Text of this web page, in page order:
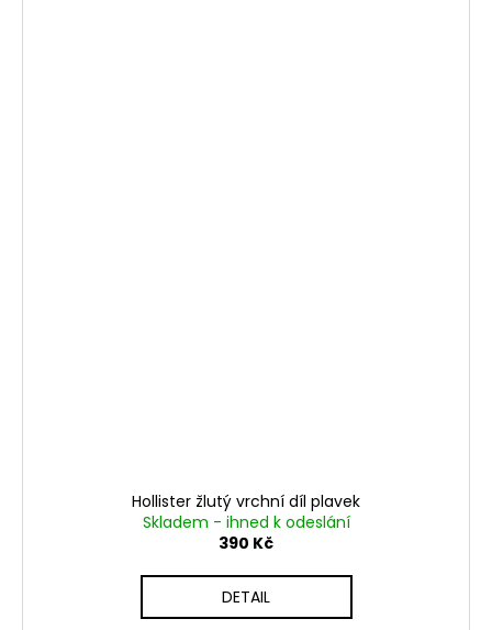
Hollister žlutý vrchní díl plavek
Skladem - ihned k odeslání
390 Kč
DETAIL